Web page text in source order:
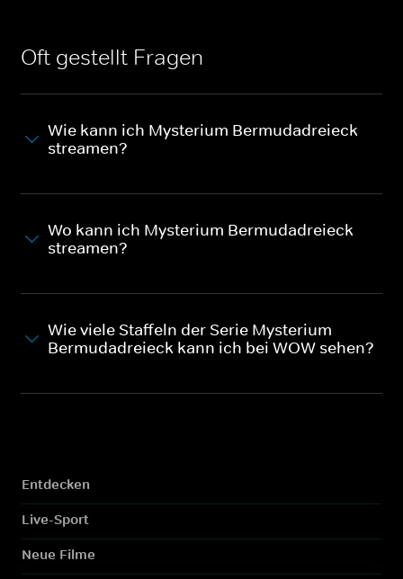
Oft gestellt Fragen
Wie kann ich Mysterium Bermudadreieck
streamen?
Wo kann ich Mysterium Bermudadreieck
streamen?
Wie viele Staffeln der Serie Mysterium
Bermudadreieck kann ich bei WOW sehen?
Entdecken
Live-Sport
Neue Filme